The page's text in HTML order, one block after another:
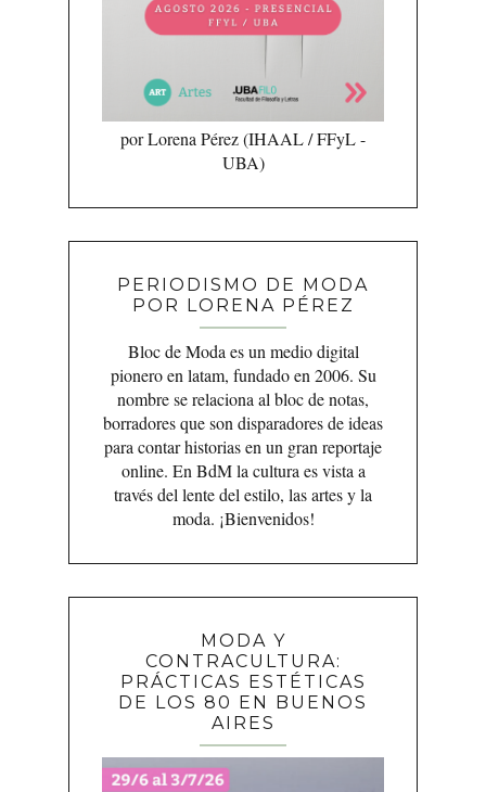
por Lorena Pérez (IHAAL / FFyL -
UBA)
PERIODISMO DE MODA
POR LORENA PÉREZ
Bloc de Moda es un medio digital
pionero en latam, fundado en 2006. Su
nombre se relaciona al bloc de notas,
borradores que son disparadores de ideas
para contar historias en un gran reportaje
online. En BdM la cultura es vista a
través del lente del estilo, las artes y la
moda. ¡Bienvenidos!
MODA Y
CONTRACULTURA:
PRÁCTICAS ESTÉTICAS
DE LOS 80 EN BUENOS
AIRES